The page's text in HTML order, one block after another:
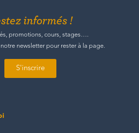
informés !
promotions, cours, stages….
notre newsletter pour rester à la page.
S'inscrire